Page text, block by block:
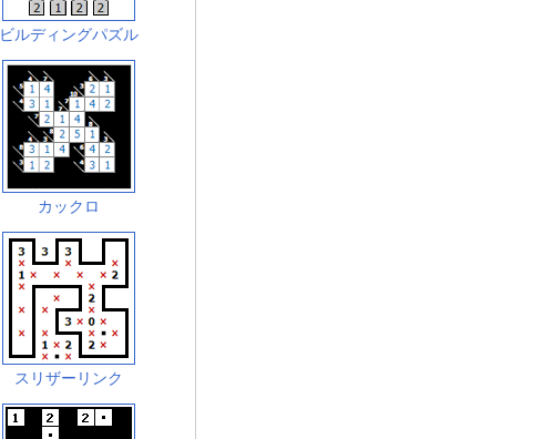
ビルディングパズル
カックロ
スリザーリンク